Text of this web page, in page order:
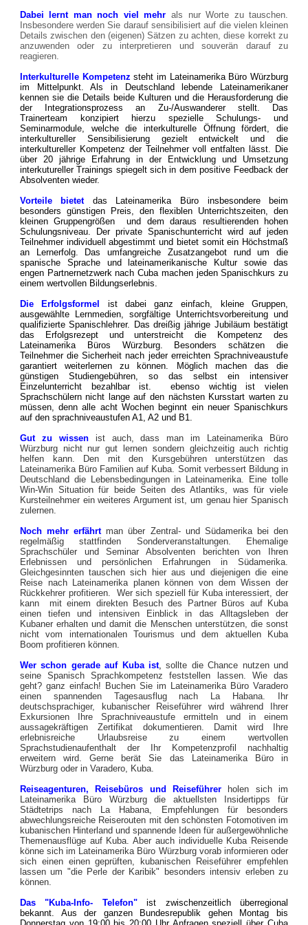
Dabei lernt man noch viel mehr als nur Worte zu tauschen.
Insbesondere werden Sie darauf sensibilisiert auf die vielen kleinen
Details zwischen den (eigenen) Sätzen zu achten, diese korrekt zu
anzuwenden oder zu interpretieren und souverän darauf zu
reagieren.
Interkulturelle Kompetenz steht im Lateinamerika Büro Würzburg
im Mittelpunkt. Als in Deutschland lebende Lateinamerikaner
kennen sie die Details beide Kulturen und die Herausforderung die
der Integrationsprozess an Zu-/Auswanderer stellt. Das
Trainerteam konzipiert hierzu spezielle Schulungs- und
Seminarmodule, welche die interkulturelle Öffnung fördert, die
interkultureller Sensibilisierung gezielt entwickelt und die
interkultureller Kompetenz der Teilnehmer voll entfalten lässt. Die
über 20 jährige Erfahrung in der Entwicklung und Umsetzung
interkutureller Trainings spiegelt sich in dem positive Feedback der
Absolventen wieder.
Vorteile bietetdas Lateinamerika Büro insbesondere beim
besonders günstigen Preis, denflexiblen Unterrichtszeiten,den
kleinen Gruppengrößen und dem daraus resultierenden hohen
Schulungsniveau. Der private Spanischunterricht wird auf jeden
Teilnehmer individuell abgestimmt und bietet somit ein Höchstmaß
an Lernerfolg. Das umfangreiche Zusatzangebot rund um die
spanische Sprache und lateinamerikanische Kultur sowie das
engen Partnernetzwerk nach Cuba machen jeden Spanischkurs zu
einem wertvollen Bildungserlebnis.
Die Erfolgsformel ist dabei ganz einfach, kleine Gruppen,
ausgewählte Lernmedien, sorgfältige Unterrichtsvorbereitung und
qualifizierte Spanischlehrer. Das dreißig jährige Jubiläum bestätigt
das Erfolgsrezept und unterstreicht die Kompetenz des
Lateinamerika Büros Würzburg. Besonders schätzen die
Teilnehmer die Sicherheit nach jeder erreichten Sprachniveaustufe
garantiert weiterlernen zu können. Möglich machen das die
günstigen Studiengebühren, so das selbst ein intensiver
Einzelunterricht bezahlbar ist. ebenso wichtig ist vielen
Sprachschülern nicht lange auf den nächsten Kursstart warten zu
müssen, denn alle acht Wochen beginnt ein neuer Spanischkurs
auf den sprachniveaustufen A1, A2 und B1.
Gut zu wissen ist auch, dass man im Lateinamerika Büro
Würzburg nicht nur gut lernen sondern gleichzeitig auch richtig
helfen kann. Den mit den Kursgebühren unterstützen das
Lateinamerika Büro Familien auf Kuba. Somit verbessert Bildung in
Deutschland die Lebensbedingungen in Lateinamerika. Eine tolle
Win-Win Situation für beide Seiten des Atlantiks, was für viele
Kursteilnehmer ein weiteres Argument ist, um genau hier Spanisch
zulernen.
Noch mehr erfährt man über Zentral- und Südamerika bei den
regelmäßig stattfinden Sonderveranstaltungen. Ehemalige
Sprachschüler und Seminar Absolventen berichten von Ihren
Erlebnissen und persönlichen Erfahrungen in Südamerika.
Gleichgesinnten tauschen sich hier aus und diejenigen die eine
Reise nach Lateinamerika planen können von dem Wissen der
Rückkehrer profitieren. Wer sich speziell für Kuba interessiert, der
kann mit einem direkten Besuch des Partner Büros auf Kuba
einen tiefen und intensiven Einblick in das Alltagsleben der
Kubaner erhalten und damit die Menschen unterstützen, die sonst
nicht vom internationalen Tourismus und dem aktuellen Kuba
Boom profitieren können.
Wer schon gerade auf Kuba ist, sollte die Chance nutzen und
seine Spanisch Sprachkompetenz feststellen lassen. Wie das
geht? ganz einfach! Buchen Sie im Lateinamerika Büro Varadero
einen spannenden Tagesausflug nach La Habana. Ihr
deutschsprachiger, kubanischer Reiseführer wird während Ihrer
Exkursionen Ihre Sprachniveaustufe ermitteln und in einem
aussagekräftigen Zertifikat dokumentieren. Damit wird Ihre
erlebnisreiche Urlaubsreise zu einem wertvollen
Sprachstudienaufenthalt der Ihr Kompetenzprofil nachhaltig
erweitern wird. Gerne berät Sie das Lateinamerika Büro in
Würzburg oder in Varadero, Kuba.
Reiseagenturen, Reisebüros und Reiseführer holen sich im
Lateinamerika Büro Würzburg die aktuellsten Insidertipps für
Städtetrips nach La Habana, Empfehlungen für besonders
abwechlungsreiche Reiserouten mit den schönsten Fotomotiven im
kubanischen Hinterland und spannende Ideen für außergewöhnliche
Themenausflüge auf Kuba. Aber auch individuelle Kuba Reisende
könne sich im Lateinamerika Büro Würzburg vorab informieren oder
sich einen einen geprüften, kubanischen Reiseführer empfehlen
lassen um "die Perle der Karibik" besonders intensiv erleben zu
können.
Das "Kuba-Info- Telefon"ist zwischenzeitlich überregional
bekannt. Aus der ganzen Bundesrepublik gehen Montag bis